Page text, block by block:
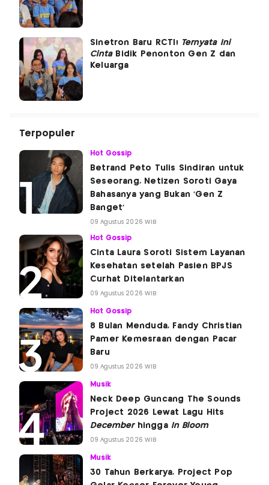
Sinetron Baru RCTI! Ternyata Ini
CintaBidik Penonton Gen Z dan
Keluarga
Terpopuler
Hot Gossip
Betrand Peto Tulis Sindiran untuk
Seseorang, Netizen Soroti Gaya
Bahasanya yang Bukan 'Gen Z
Banget'
09 Agustus 2026 WIB
Hot Gossip
Cinta Laura Soroti Sistem Layanan
Kesehatan setelah Pasien BPJS
Curhat Ditelantarkan
09 Agustus 2026 WIB
Hot Gossip
8 Bulan Menduda, Fandy Christian
Pamer Kemesraan dengan Pacar
Baru
09 Agustus 2026 WIB
Musik
Neck Deep Guncang The Sounds
Project 2026 Lewat Lagu Hits
Decemberhingga In Bloom
09 Agustus 2026 WIB
Musik
30 Tahun Berkarya, Project Pop